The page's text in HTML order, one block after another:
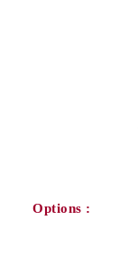
Options :